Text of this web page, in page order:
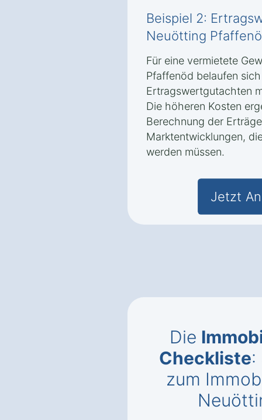
Beispiel 2:
Neuötting
Für eine vermietete
Pfaffenöd belaufen
Ertragswertgutachten
Die höheren Kosten
Berechnung der
Marktentwicklungen,
werden müssen.
Jetzt
Die
Checkliste:
zum